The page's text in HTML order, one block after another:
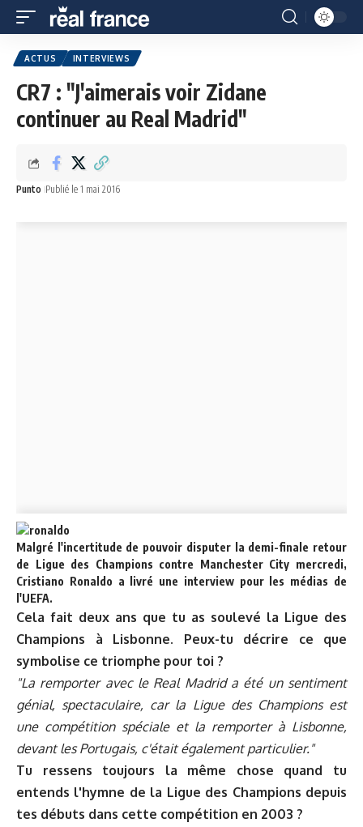
ACTUS INTERVIEWS
CR7 : "J'aimerais voir Zidane
continuer au Real Madrid"
Punto Publié le 1 mai 2016
Malgré l'incertitude de pouvoir disputer la demi-finale retour
de Ligue des Champions contre Manchester City mercredi,
Cristiano Ronaldo a livré une interview pour les médias de
l'UEFA.
Cela fait deux ans que tu as soulevé la Ligue des
Champions à Lisbonne. Peux-tu décrire ce que
symbolise ce triomphe pour toi ?
"La remporter avec le Real Madrid a été un sentiment
génial, spectaculaire, car la Ligue des Champions est
une compétition spéciale et la remporter à Lisbonne,
devant les Portugais, c'était également particulier."
Tu ressens toujours la même chose quand tu
entends l'hymne de la Ligue des Champions depuis
tes débuts dans cette compétition en 2003 ?